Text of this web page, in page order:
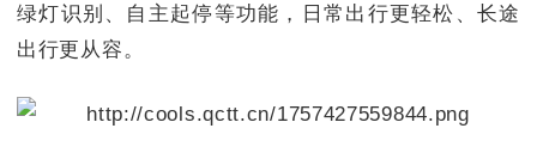
绿灯识别、自主起停等功能，日常出行更轻松、长途
出行更从容。